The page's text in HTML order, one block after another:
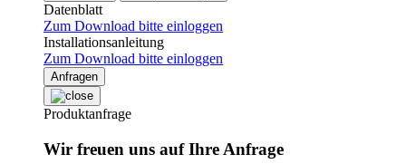
Datenblatt
Zum Download bitte einloggen
Installationsanleitung
Zum Download bitte einloggen
Anfragen
Produktanfrage
Wir freuen uns auf Ihre Anfrage